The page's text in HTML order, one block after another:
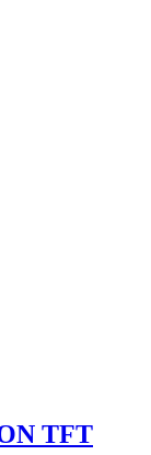
TFT